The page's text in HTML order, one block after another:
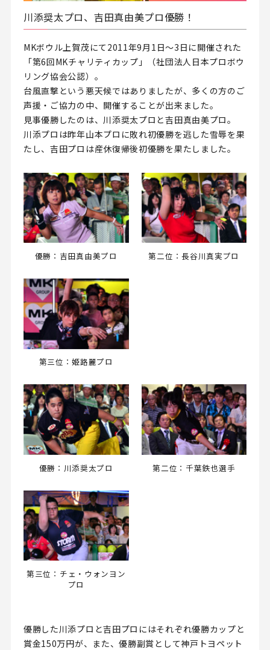
川添奨太プロ、吉田真由美プロ優勝！
MKボウル上賀茂にて2011年9月1日～3日に開催された
「第6回MKチャリティカップ」（社団法人日本プロボウ
リング協会公認）。
台風直撃という悪天候ではありましたが、多くの方のご
声援・ご協力の中、開催することが出来ました。
見事優勝したのは、川添奨太プロと吉田真由美プロ。
川添プロは昨年山本プロに敗れ初優勝を逃した雪辱を果
たし、吉田プロは産休復帰後初優勝を果たしました。
優勝：吉田真由美プロ 第二位：長谷川真実プロ
第三位：姫路麗プロ
優勝：川添奨太プロ 第二位：千葉鉄也選手
第三位：チェ・ウォンヨン
プロ
優勝した川添プロと吉田プロにはそれぞれ優勝カップと
賞金150万円が、また、優勝副賞として神戸トヨペット